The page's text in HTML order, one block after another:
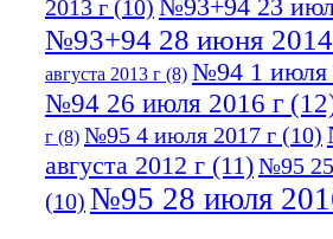
2013 г (10) №93+94 23
№93+94 28 июня
августа 2013 г (8) №94 1 июля
№94 26 июля 2016 г
г (8) №95 4 июля 2017 г (10)
августа 2012 г (11)№95
(10) №95 28 июля